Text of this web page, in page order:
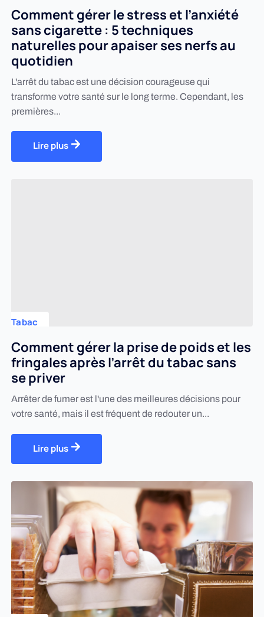
Comment gérer le stress et l’anxiété
sans cigarette : 5 techniques
naturelles pour apaiser ses nerfs au
quotidien
L'arrêt du tabac est une décision courageuse qui
transforme votre santé sur le long terme. Cependant, les
premières...
Lire plus
Tabac
Comment gérer la prise de poids et les
fringales après l’arrêt du tabac sans
se priver
Arrêter de fumer est l'une des meilleures décisions pour
votre santé, mais il est fréquent de redouter un...
Lire plus